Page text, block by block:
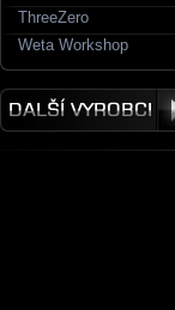
ThreeZero
Weta Workshop